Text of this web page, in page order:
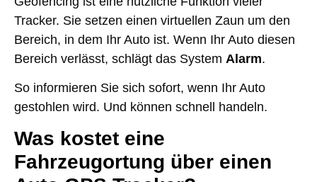
Tracker. Sie setzen einen virtuellen Zaun um den
Bereich, in dem Ihr Auto ist. Wenn Ihr Auto diesen
Bereich verlässt, schlägt das System Alarm.
So informieren Sie sich sofort, wenn Ihr Auto
gestohlen wird. Und können schnell handeln.
Was kostet eine
Fahrzeugortung über einen